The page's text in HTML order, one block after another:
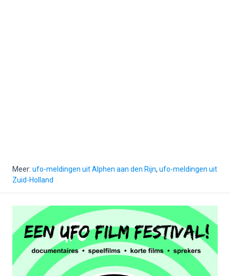
Meer: ufo-meldingen uit Alphen aan den Rijn, ufo-meldingen uit
Zuid-Holland